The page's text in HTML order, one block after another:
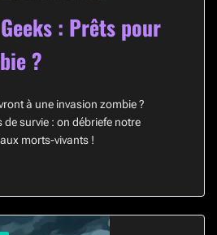
: Prêts pour
?
à une invasion zombie ?
de survie : on débriefe notre
morts-vivants !